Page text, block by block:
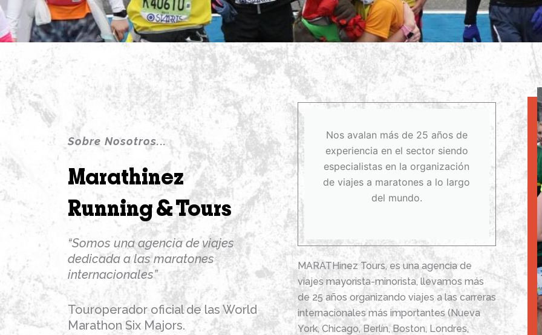
Sobre Nosotros...
Marathinez
Running & Tours
“Somos una agencia de viajes
dedicada a las maratones
internacionales”
Touroperador oficial de las World
Marathon Six Majors.
Nos avalan más de 25 años de
experiencia en el sector siendo
especialistas en la organización
de viajes a maratones a lo largo
del mundo.
MARATHinez Tours, es una agencia de
viajes mayorista-minorista, llevamos más
de 25 años organizando viajes a las carreras
internacionales más importantes (Nueva
York, Chicago, Berlín, Boston, Londres,